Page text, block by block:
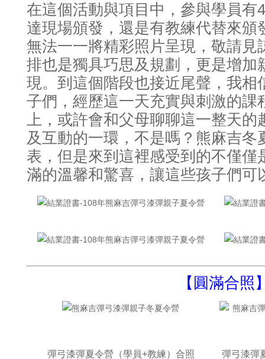
在這個活動與項目中 ， 參與學員有
達現場頒發 ， 還是有教練代替來頒
無法一一將精彩照片呈現 ， 敬請見
排也是獨具巧思及規劃 ， 更是增加
現。 到這個階段也接近尾聲 ， 我相
子們 ， 經歷這一天充實與刺激的課
上 ，或許會和父母聊聊這一整天的
及互動的一環 ， 不是嗎 ？ 熊麻吉冬
表 ， 但是來到這裡感受到的不僅僅
滿的溫馨和驚喜 ， 讓這些孩子們可
【圓滿合照
彈弓漆彈夏令營（學員+教練）合照 彈弓漆彈